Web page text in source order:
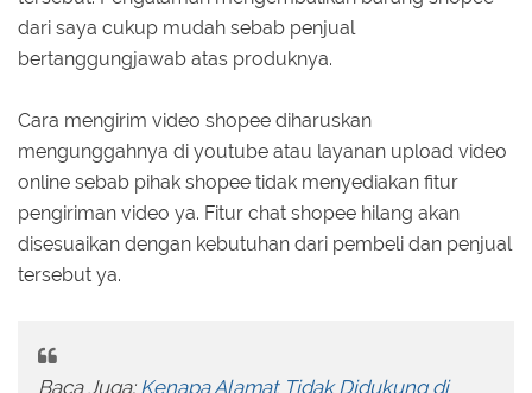
dari saya cukup mudah sebab penjual
bertanggungjawab atas produknya.
Cara mengirim video shopee diharuskan
mengunggahnya di youtube atau layanan upload video
online sebab pihak shopee tidak menyediakan fitur
pengiriman video ya. Fitur chat shopee hilang akan
disesuaikan dengan kebutuhan dari pembeli dan penjual
tersebut ya.
Baca Juga: Kenapa Alamat Tidak Didukung di